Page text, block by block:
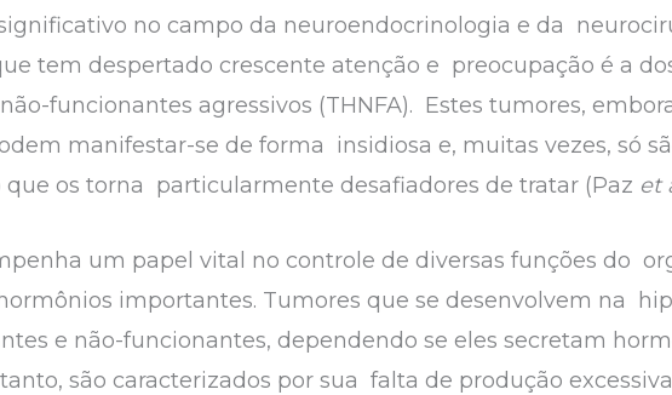
no campo da neuroendocrinologia e da
tem despertado crescente atenção e preocupação é a
funcionantes agressivos (THNFA). Estes tumores,
manifestar-se de forma insidiosa e, muitas vezes, só
que os torna particularmente desafiadores de tratar (Paz et
um papel vital no controle de diversas funções do
importantes. Tumores que se desenvolvem na
e não-funcionantes, dependendo se eles secretam
são caracterizados por sua falta de produção